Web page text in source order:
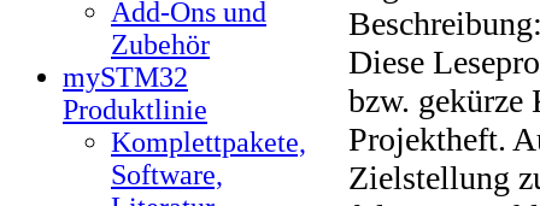
Add-Ons und
Zubehör
mySTM32
Produktlinie
Komplettpakete,
Software,
Diese
bzw. gekürze
Projektheft.
Zielstellung